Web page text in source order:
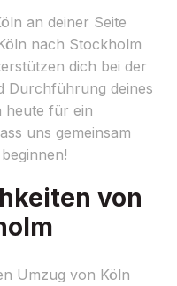
an deiner Seite
nach Stockholm
dich bei der
Durchführung deines
heute für ein
uns gemeinsam
von
Umzug von Köln